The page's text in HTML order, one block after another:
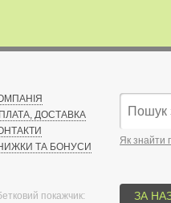
ДОСТАВКА
ТА БОНУСИ
Як знайти
покажчик: ЗА